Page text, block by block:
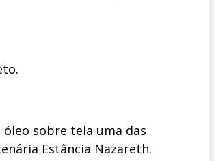
sobre tela uma das
Estância Nazareth.